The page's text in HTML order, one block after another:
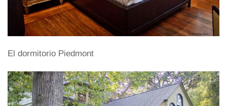
El dormitorio Piedmont